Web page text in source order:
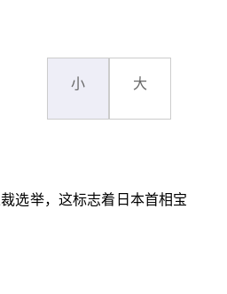
小 大
选举，这标志着日本首相宝